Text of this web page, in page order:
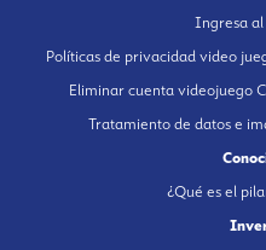
Ingresa
Políticas de privacidad video
Eliminar cuenta videojuego
Tratamiento de datos e
¿Qué es el